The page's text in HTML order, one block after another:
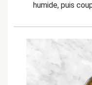
humide, puis